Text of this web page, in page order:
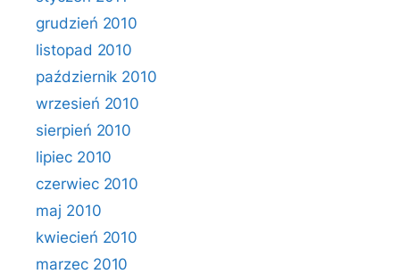
grudzień 2010
listopad 2010
październik 2010
wrzesień 2010
sierpień 2010
lipiec 2010
czerwiec 2010
maj 2010
kwiecień 2010
marzec 2010